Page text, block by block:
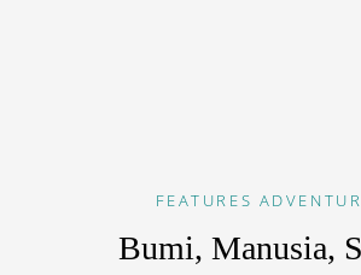
FEATURES
Bumi, Manusia,